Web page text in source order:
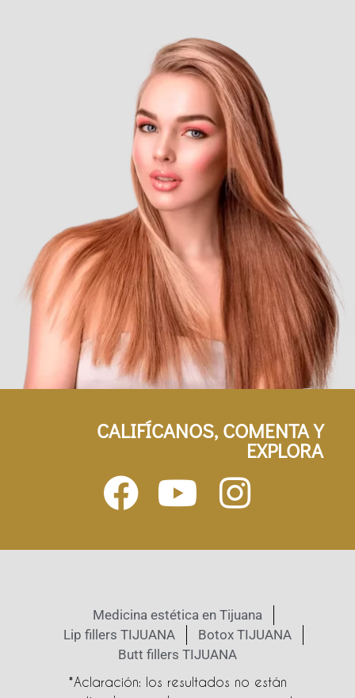
CALIFÍCANOS, COMENTA Y
EXPLORA
Medicina estética en Tijuana
Lip fillers TIJUANA
Botox TIJUANA
Butt fillers TIJUANA
*Aclaración: los resultados no están